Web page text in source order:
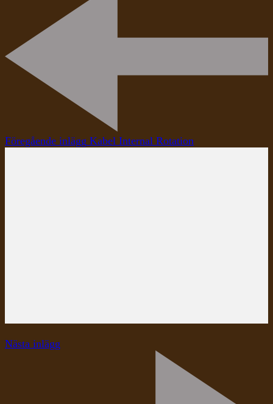
Föregående inlägg Kabel Internal Rotation
Nästa inlägg